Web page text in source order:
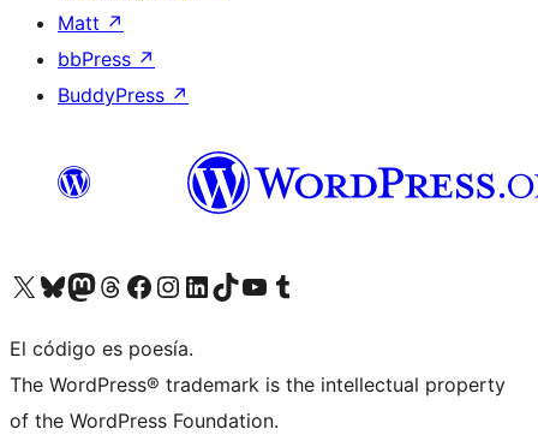
Matt ↗
bbPress ↗
BuddyPress ↗
Visita nuestra cuenta de X (anteriormente Twitter)
Visita nuestra cuenta de Bluesky
Visita nuestra cuenta de Mastodon
Visita nuestra cuenta de Threads
Visita nuestra página de Facebook
Visita nuestra cuenta de Instagram
Visita nuestra cuenta de LinkedIn
Visita nuestra cuenta de TikTok
Visita nuestro canal de YouTube
Visita nuestra cuenta de Tumblr
El código es poesía.
The WordPress® trademark is the intellectual property
of the WordPress Foundation.